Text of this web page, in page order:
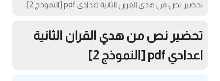
تحضير نص من هدي القران الثانية اعدادي pdf [النموذج 2]
تحضير نص من هدي القران الثانية
اعدادي pdf [النموذج 2]